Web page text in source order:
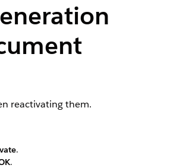
reactivating them.
.
.